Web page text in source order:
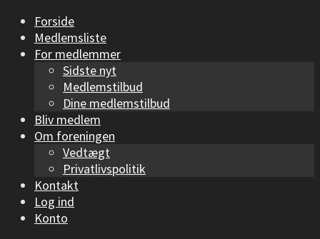
Forside
Medlemsliste
For medlemmer
Sidste nyt
Medlemstilbud
Dine medlemstilbud
Bliv medlem
Om foreningen
Vedtægt
Privatlivspolitik
Kontakt
Log ind
Konto